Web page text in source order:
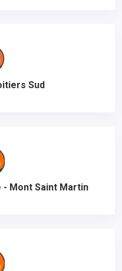
Sud
- Mont Saint Martin